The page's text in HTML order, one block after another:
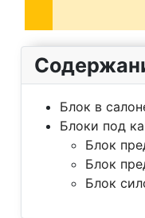
Блок в
Блоки под
Блок
Блок
Блок